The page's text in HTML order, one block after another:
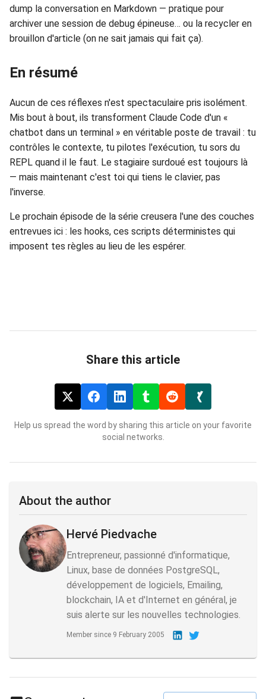
dump la conversation en Markdown — pratique pour
archiver une session de debug épineuse… ou la recycler en
brouillon d'article (on ne sait jamais qui fait ça).
En résumé
Aucun de ces réflexes n'est spectaculaire pris isolément.
Mis bout à bout, ils transforment Claude Code d'un «
chatbot dans un terminal » en véritable poste de travail : tu
contrôles le contexte, tu pilotes l'exécution, tu sors du
REPL quand il le faut. Le stagiaire surdoué est toujours là
— mais maintenant c'est toi qui tiens le clavier, pas
l'inverse.
Le prochain épisode de la série creusera l'une des couches
entrevues ici : les hooks, ces scripts déterministes qui
imposent tes règles au lieu de les espérer.
Share this article
Help us spread the word by sharing this article on your favorite
social networks.
About the author
Hervé Piedvache
Entrepreneur, passionné d'informatique,
Linux, base de données PostgreSQL,
développement de logiciels, Emailing,
blockchain, IA et d'Internet en général, je
suis alerte sur les nouvelles technologies.
Member since 9 February 2005